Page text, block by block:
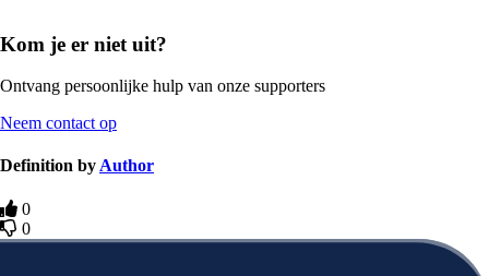
Kom je er niet uit?
Ontvang persoonlijke hulp van onze supporters
Neem contact op
Definition by Author
0
0